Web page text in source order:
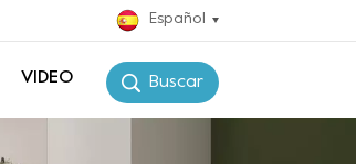
Español
Buscar
VIDEO